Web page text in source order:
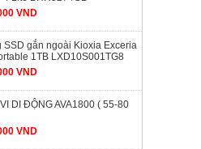
VND
SSD gắn ngoài Kioxia Exceria
1TB LXD10S001TG8
VND
DI ĐỘNG AVA1800 ( 55-80
VND